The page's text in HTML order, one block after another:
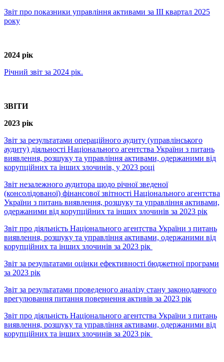
Звіт про показники управління активами за ІІІ квартал 2025
року
2024 рік
Річний звіт за 2024 рік.
ЗВІТИ
2023 рік
Звіт за результатами операційного аудиту (управлінського
аудиту) діяльності Національного агентства України з питань
виявлення, розшуку та управління активами, одержаними від
корупційних та інших злочинів, у 2023 році
Звіт незалежного аудитора щодо річної зведеної
(консолідованої) фінансової звітності Національного агентства
України з питань виявлення, розшуку та управління активами,
одержаними від корупційних та інших злочинів за 2023 рік
Звіт про діяльність Національного агентства України з питань
виявлення, розшуку та управління активами, одержаними від
корупційних та інших злочинів за 2023 рік
Звіт за результатами оцінки ефективності бюджетної програми
за 2023 рік
Звіт за результатами проведеного аналізу стану законодавчого
врегулювання питання повернення активів за 2023 рік
Звіт про діяльність Національного агентства України з питань
виявлення, розшуку та управління активами, одержаними від
корупційних та інших злочинів за 2023 рік